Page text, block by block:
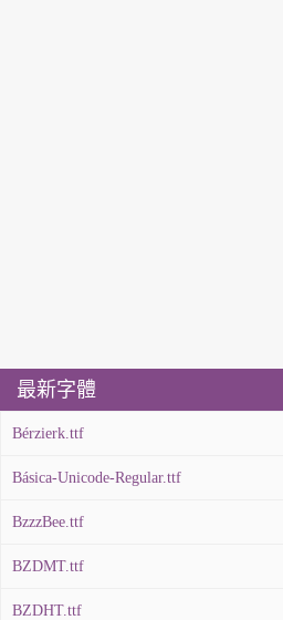
最新字體
Bérzierk.ttf
Básica-Unicode-Regular.ttf
BzzzBee.ttf
BZDMT.ttf
BZDHT.ttf